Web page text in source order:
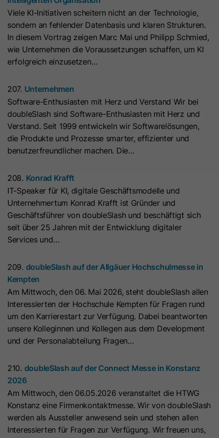
Viele KI-Initiativen scheitern nicht an der Technologie,
sondern an fehlender Datenbasis und klaren Strukturen.
In diesem Vortrag zeigen Marc Mai und Philipp Schmied,
wie Unternehmen die Voraussetzungen schaffen, um KI
erfolgreich einzusetzen…
207. Unternehmen
Software-Enthusiasten mit Herz und Verstand Wir bei
doubleSlash sind Software-Enthusiasten mit Herz und
Verstand. Seit 1999 entwickeln wir Softwarelösungen,
die Produkte und Prozesse smarter, effizienter und
benutzerfreundlicher machen. Die…
208. Konrad Krafft
IT-Speaker für KI, digitale Geschäftsmodelle und
Unternehmertum Konrad Krafft ist Gründer und
Geschäftsführer von doubleSlash und beschäftigt sich
seit über 25 Jahren mit der Entwicklung digitaler
Services und…
209. doubleSlash auf der Allgäuer Hochschulmesse in
Kempten
Am Mittwoch, den 06. Mai 2026, steht doubleSlash allen
Interessierten der Hochschule Kempten für Fragen rund
um den Karrierestart zur Verfügung. Dabei beantworten
unsere Kolleginnen und Kollegen aus dem Development
und der Personalabteilung Fragen…
210. doubleSlash auf der Connect Messe in Konstanz
2026
Am Mittwoch, den 06.05.2026 veranstaltet die HTWG
Konstanz eine Firmenkontaktmesse. Wir von doubleSlash
werden als Aussteller anwesend sein und stehen allen
Interessierten für Fragen zur Verfügung. Wir freuen uns,
bösartigen Spam-Angriffen zu
schützen.
Anbieter Cloudflare
Laufzeit Es läuft am Ende der Sitzung ab
Zweck
Dieses Cookie wird durch den CDN-
Anbieter von HubSpot aufgrund von
us/articles/200170156-Understanding-
the-Cloudflare-Cookies). Es läuft am
Name CLID
Anbieter www.clarity.ms
Laufzeit
Zweck
um Informationen darüber zu
Website interagieren. Das Cookie hilft
bei der Erstellung eines
Analyseberichts. Die Datensammlung
umfasst die Anzahl der Besucher, den
Ort, an dem sie die Website besuchen,
Name _clck
Anbieter www.clarity.ms
Laufzeit 1 Jahr
Zeichenfolge „Ja“ oder „Nein“.
Name __hs_d_not_tracking
Anbieter HubSpot
Laufzeit
Zweck
Dieses Cookie kann so eingestellt
werden, dass der Tracking-Code
keine Informationen an HubSpot
sendet. Es enthält die Zeichenfolge
„Ja“.
Name __hs_initial_opt_
Anbieter HubSpot
Laufzeit 7 Tage
Zweck
zu verhindern, dass Banner jedes
Besucher im strengen Modus Ihre
Website besuchen. Es enthält die
Zeichenfolge „Ja“ oder „Nein“.
Anbieter HubSpot
Laufzeit 13 Monate
Dieses Cookie wird verwendet, um
die Kategorien zu erfassen, zu
Zweck
Der Google Tag Manager dient
ausschließlich der Verwaltung und
Ausspielung von Tags (z. B. Google
Analytics). Der Dienst setzt selbst
keine Cookies und speichert keine
anbieten können.